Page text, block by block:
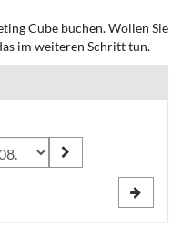
Cube buchen. Wollen Sie
im weiteren Schritt tun.